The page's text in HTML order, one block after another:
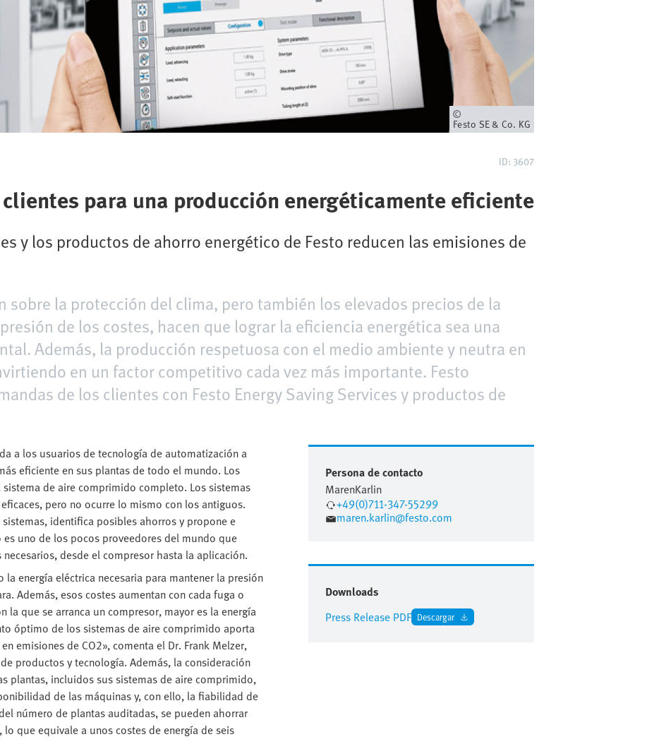
Propietario
Festo SE & Co. KG
ID: 3607
para una producción energéticamente eficiente
y los productos de ahorro energético de Festo reducen las emisiones de
sobre la protección del clima, pero también los elevados precios de la
de los costes, hacen que lograr la eficiencia energética sea una
Además, la producción respetuosa con el medio ambiente y neutra en
en un factor competitivo cada vez más importante. Festo
de los clientes con Festo Energy Saving Services y productos de
a los usuarios de tecnología de automatización a
eficiente en sus plantas de todo el mundo. Los
de aire comprimido completo. Los sistemas
pero no ocurre lo mismo con los antiguos.
identifica posibles ahorros y propone e
uno de los pocos proveedores del mundo que
desde el compresor hasta la aplicación.
energía eléctrica necesaria para mantener la presión
Además, esos costes aumentan con cada fuga o
la que se arranca un compresor, mayor es la energía
óptimo de los sistemas de aire comprimido aporta
emisiones de CO2», comenta el Dr. Frank Melzer,
productos y tecnología. Además, la consideración
plantas, incluidos sus sistemas de aire comprimido,
de las máquinas y, con ello, la fiabilidad de
número de plantas auditadas, se pueden ahorrar
que equivale a unos costes de energía de seis
Persona de contacto
MarenKarlin
+49(0)711-347-55299
maren.karlin@festo.com
Downloads
Press Release PDF Descargar